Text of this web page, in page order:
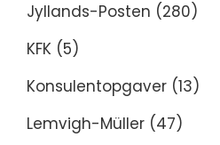
Jyllands-Posten (280)
KFK (5)
Konsulentopgaver (13)
Lemvigh-Müller (47)